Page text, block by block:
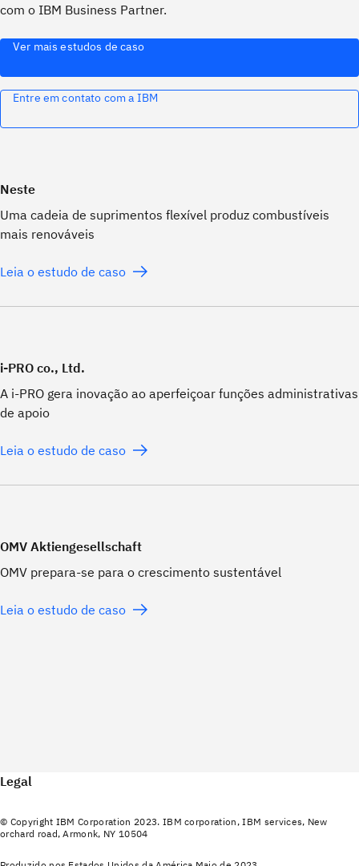
com o IBM Business Partner.
Ver mais estudos de caso
Entre em contato com a IBM
Neste
Uma cadeia de suprimentos flexível produz combustíveis
mais renováveis
Leia o estudo de caso
i-PRO co., Ltd.
A i-PRO gera inovação ao aperfeiçoar funções administrativas
de apoio
Leia o estudo de caso
OMV Aktiengesellschaft
OMV prepara-se para o crescimento sustentável
Leia o estudo de caso
Legal
© Copyright IBM Corporation 2023. IBM corporation, IBM services, New
orchard road, Armonk, NY 10504